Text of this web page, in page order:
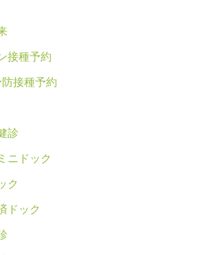
接種予約
防接種予約
診
ニドック
ク
ドック